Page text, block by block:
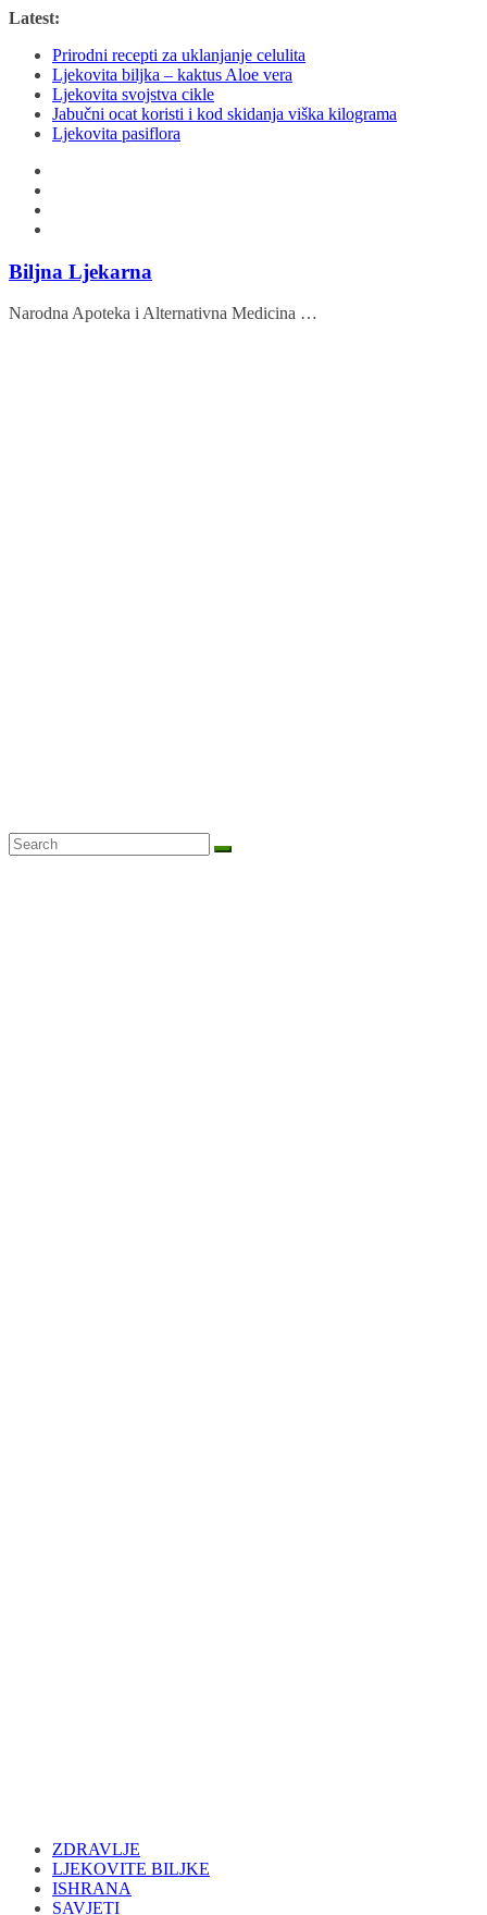
Skip
content
Latest:
Prirodni recepti za uklanjanje celulita
Ljekovita biljka – kaktus Aloe vera
Ljekovita svojstva cikle
Jabučni ocat koristi i kod skidanja viška kilograma
Ljekovita pasiflora
Biljna Ljekarna
Narodna Apoteka i Alternativna Medicina …
ZDRAVLJE
LJEKOVITE BILJKE
ISHRANA
SAVJETI